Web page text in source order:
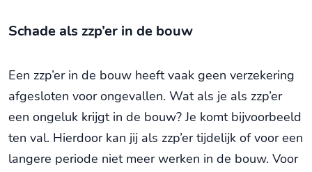
Schade als zzp’er in de bouw
Een zzp’er in de bouw heeft vaak geen verzekering
afgesloten voor ongevallen. Wat als je als zzp’er
een ongeluk krijgt in de bouw? Je komt bijvoorbeeld
ten val. Hierdoor kan jij als zzp’er tijdelijk of voor een
langere periode niet meer werken in de bouw. Voor